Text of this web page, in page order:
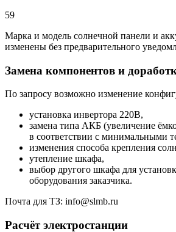
59
Марка и модель солнечной панели и
изменены без предварительного
Замена компонентов и
По запросу возможно изменение
установка инвертора 220В,
замена типа АКБ (увеличение
в соответствии с минимальными
изменения способа крепления
утепление шкафа,
выбор другого шкафа для
оборудования заказчика.
Почта для ТЗ: info@slmb.ru
Расчёт электростанции